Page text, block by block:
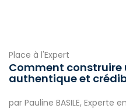
Place à l'Expert
Comment construire
authentique et
par Pauline BASILE, Experte